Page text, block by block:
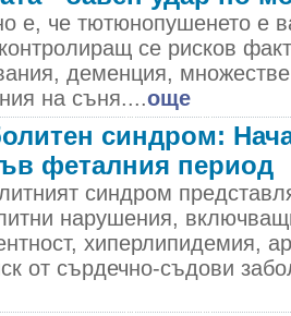
е, че тютюнопушенето е
се рисков
деменция,
на съня....още
синдром:
феталния период
синдром
нарушения,
хиперлипидемия,
от сърдечно-съдови